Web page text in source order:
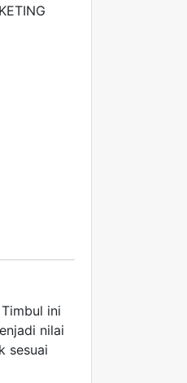
ini
nilai
sesuai